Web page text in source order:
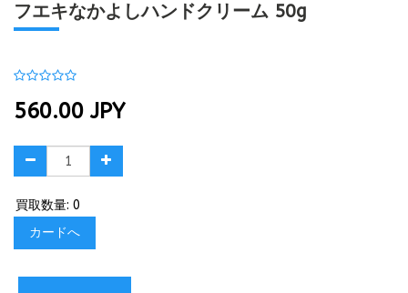
フエキなかよしハンドクリーム 50g
560.00 JPY
買取数量: 0
カードへ